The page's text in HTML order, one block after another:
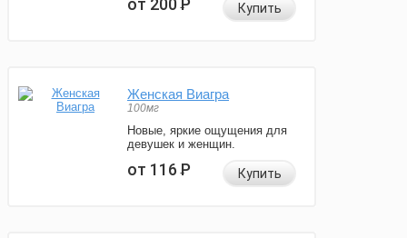
от 200Р Купить
Женская Виагра
100мг
Новые, яркие ощущения для
девушек и женщин.
от 116Р Купить